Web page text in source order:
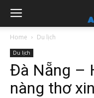
Home Du lịch
Du lịch
Đà Nẵng –
nàng thơ